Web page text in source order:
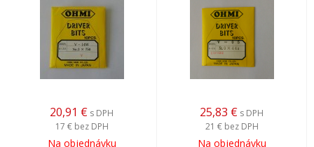
20,91 € s DPH
17 € bez DPH
Na objednávku
25,83 € s DPH
21 € bez DPH
Na objednávku